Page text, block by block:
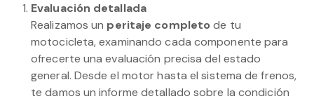
Evaluación detallada
Realizamos un peritaje completo de tu
motocicleta, examinando cada componente para
ofrecerte una evaluación precisa del estado
general. Desde el motor hasta el sistema de frenos,
te damos un informe detallado sobre la condición